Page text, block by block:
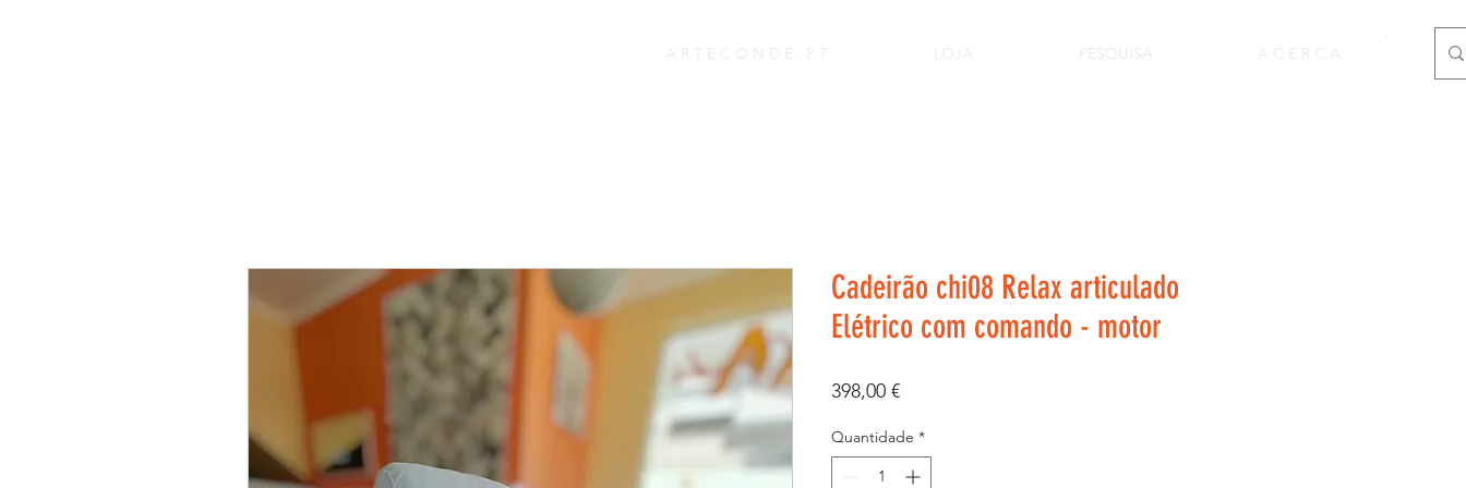
A R T E C O N D E . P T PESQUISA A C E R C A
Cadeirão chi08 Relax articulado
Elétrico com comando - motor
398,00 €Preço
Quantidade *